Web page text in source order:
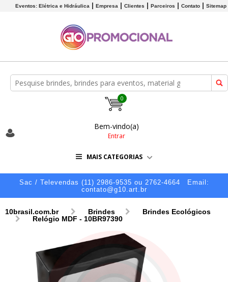
Eventos: Elétrica e Hidráulica Empresa Clientes Parceiros Contato Sitemap
0
Bem-vindo(a)
Entrar
MAIS CATEGORIAS
Sac / Televendas (11) 2986-9535 ou 2762-4664
Email:
contato@g10.art.br
10brasil.com.br Brindes
Brindes Ecológicos
Relógio MDF - 10BR97390